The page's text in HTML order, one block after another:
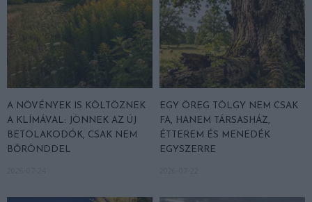
A NÖVÉNYEK IS KÖLTÖZNEK
A KLÍMÁVAL: JÖNNEK AZ ÚJ
BETOLAKODÓK, CSAK NEM
BŐRÖNDDEL
EGY ÖREG TÖLGY NEM CSAK
FA, HANEM TÁRSASHÁZ,
ÉTTEREM ÉS MENEDÉK
EGYSZERRE